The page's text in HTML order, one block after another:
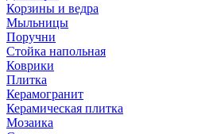
Корзины и ведра
Мыльницы
Поручни
Стойка напольная
Коврики
Плитка
Керамогранит
Керамическая плитка
Мозаика